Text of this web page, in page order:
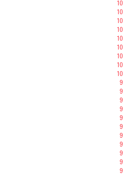
10
10
10
10
10
10
10
10
10
9
9
9
9
9
9
9
9
9
9
9